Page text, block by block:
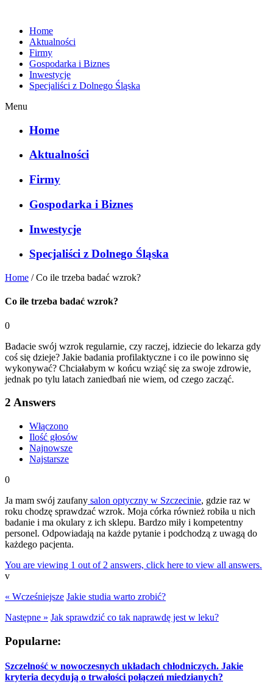
Home
Aktualności
Firmy
Gospodarka i Biznes
Inwestycje
Specjaliści z Dolnego Śląska
Menu
Home
Aktualności
Firmy
Gospodarka i Biznes
Inwestycje
Specjaliści z Dolnego Śląska
Home /Co ile trzeba badać wzrok?
Co ile trzeba badać wzrok?
0
Badacie swój wzrok regularnie, czy raczej, idziecie do lekarza gdy
coś się dzieje? Jakie badania profilaktyczne i co ile powinno się
wykonywać? Chciałabym w końcu wziąć się za swoje zdrowie,
jednak po tylu latach zaniedbań nie wiem, od czego zacząć.
2 Answers
Włączono
Ilość głosów
Najnowsze
Najstarsze
0
Ja mam swój zaufany salon optyczny w Szczecinie, gdzie raz w
roku chodzę sprawdzać wzrok. Moja córka również robiła u nich
badanie i ma okulary z ich sklepu. Bardzo miły i kompetentny
personel. Odpowiadają na każde pytanie i podchodzą z uwagą do
każdego pacjenta.
You are viewing 1 out of 2 answers, click here to view all answers.
v
« Wcześniejsze Jakie studia warto zrobić?
Następne » Jak sprawdzić co tak naprawdę jest w leku?
Popularne:
Szczelność w nowoczesnych układach chłodniczych. Jakie
kryteria decydują o trwałości połączeń miedzianych?